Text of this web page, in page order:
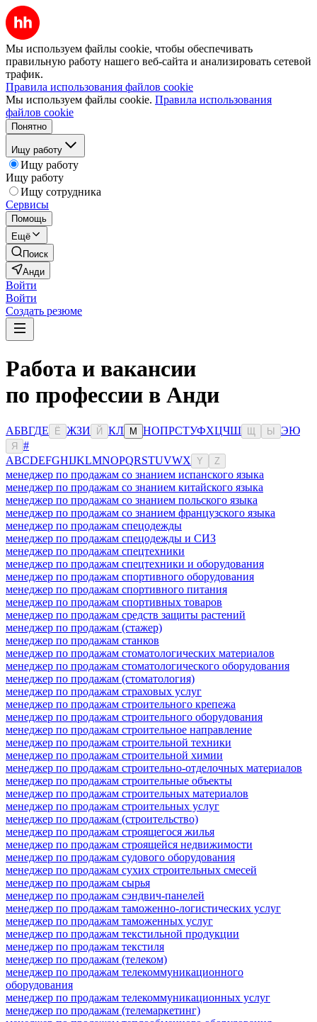
Мы используем файлы cookie, чтобы обеспечивать
правильную работу нашего веб-сайта и анализировать сетевой
трафик.
Правила использования файлов cookie
Мы используем файлы cookie. Правила использования
файлов cookie
Понятно
Ищу работу
Ищу работу
Ищу работу
Ищу сотрудника
Сервисы
Помощь
Ещё
Поиск
Анди
Войти
Войти
Создать резюме
Работа и вакансии
по профессии в Анди
АБВГДЕ Ё ЖЗИ Й КЛ М НОПРСТУФХЦЧШ Ы ЭЮ
Я
#
ABCDEFGHIJKLMNOPQRSTUVWX Y Z
менеджер по продажам со знанием испанского языка
менеджер по продажам со знанием китайского языка
менеджер по продажам со знанием польского языка
менеджер по продажам со знанием французского языка
менеджер по продажам спецодежды
менеджер по продажам спецодежды и СИЗ
менеджер по продажам спецтехники
менеджер по продажам спецтехники и оборудования
менеджер по продажам спортивного оборудования
менеджер по продажам спортивного питания
менеджер по продажам спортивных товаров
менеджер по продажам средств защиты растений
менеджер по продажам (стажер)
менеджер по продажам станков
менеджер по продажам стоматологических материалов
менеджер по продажам стоматологического оборудования
менеджер по продажам (стоматология)
менеджер по продажам страховых услуг
менеджер по продажам строительного крепежа
менеджер по продажам строительного оборудования
менеджер по продажам строительное направление
менеджер по продажам строительной техники
менеджер по продажам строительной химии
менеджер по продажам строительно-отделочных материалов
менеджер по продажам строительные объекты
менеджер по продажам строительных материалов
менеджер по продажам строительных услуг
менеджер по продажам (строительство)
менеджер по продажам строящегося жилья
менеджер по продажам строящейся недвижимости
менеджер по продажам судового оборудования
менеджер по продажам сухих строительных смесей
менеджер по продажам сырья
менеджер по продажам сэндвич-панелей
менеджер по продажам таможенно-логистических услуг
менеджер по продажам таможенных услуг
менеджер по продажам текстильной продукции
менеджер по продажам текстиля
менеджер по продажам (телеком)
менеджер по продажам телекоммуникационного
оборудования
менеджер по продажам телекоммуникационных услуг
менеджер по продажам (телемаркетинг)